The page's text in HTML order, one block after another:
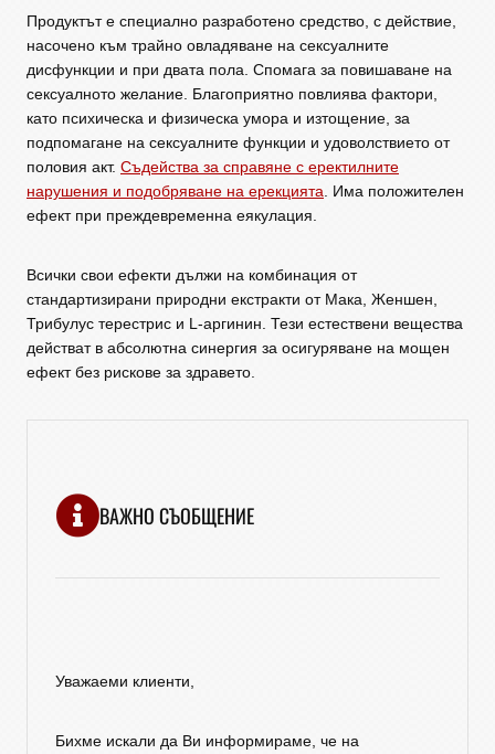
Продуктът е специално разработено средство, с действие,
насочено към трайно овладяване на сексуалните
дисфункции и при двата пола. Спомага за повишаване на
сексуалното желание. Благоприятно повлиява фактори,
като психическа и физическа умора и изтощение, за
подпомагане на сексуалните функции и удоволствието от
половия акт. Съдейства за справяне с еректилните
нарушения и подобряване на ерекцията. Има положителен
ефект при преждевременна еякулация.
Всички свои ефекти дължи на комбинация от
стандартизирани природни екстракти от Мака, Женшен,
Трибулус терестрис и L-аргинин. Тези естествени вещества
действат в абсолютна синергия за осигуряване на мощен
ефект без рискове за здравето.
ВАЖНО СЪОБЩЕНИЕ
Уважаеми клиенти,
Бихме искали да Ви информираме, че на